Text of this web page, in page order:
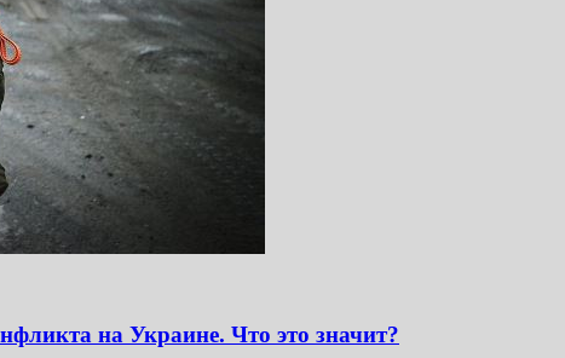
на Украине. Что это значит?